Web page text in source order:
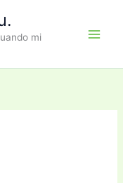
mi